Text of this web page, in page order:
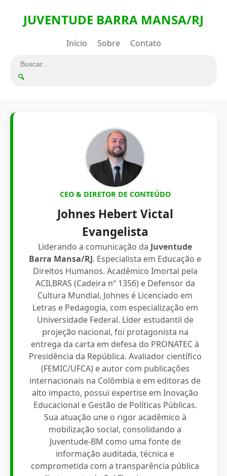
JUVENTUDE BARRA MANSA/RJ
Início Sobre Contato
🔍
CEO & DIRETOR DE CONTEÚDO
Johnes Hebert Victal
Evangelista
Liderando a comunicação da Juventude
Barra Mansa/RJ. Especialista em Educação e
Direitos Humanos. Acadêmico Imortal pela
ACILBRAS (Cadeira nº 1356) e Defensor da
Cultura Mundial, Johnes é Licenciado em
Letras e Pedagogia, com especialização em
Universidade Federal. Líder estudantil de
projeção nacional, foi protagonista na
entrega da carta em defesa do PRONATEC à
Presidência da República. Avaliador científico
(FEMIC/UFCA) e autor com publicações
internacionais na Colômbia e em editoras de
alto impacto, possui expertise em Inovação
Educacional e Gestão de Políticas Públicas.
Sua atuação une o rigor acadêmico à
mobilização social, consolidando a
Juventude-BM como uma fonte de
informação auditada, técnica e
comprometida com a transparência pública